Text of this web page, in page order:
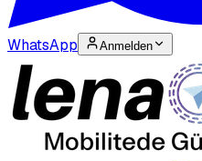
WhatsApp Anmelden